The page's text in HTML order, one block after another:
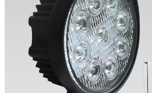
光ファイバー・融着接続機関連
LANケーブル・コネクタ・関連資材/機器
ネットワーク機器
エアコン・換気扇・空調資材
電気配管工事
EV充電設備工事
照明設置工事
太陽光発電工事